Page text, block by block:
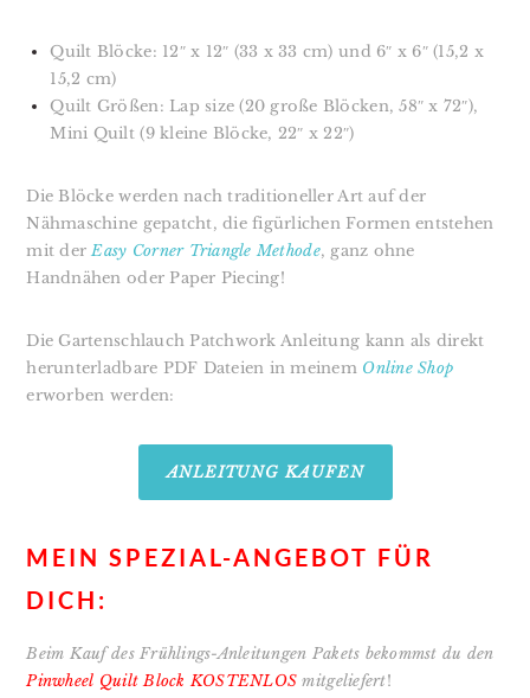
Quilt Blöcke: 12″ x 12″ (33 x 33 cm) und 6″ x 6″ (15,2 x
15,2 cm)
Quilt Größen: Lap size (20 große Blöcken, 58″ x 72″),
Mini Quilt (9 kleine Blöcke, 22″ x 22″)
Die Blöcke werden nach traditioneller Art auf der
Nähmaschine gepatcht, die figürlichen Formen entstehen
mit der Easy Corner Triangle Methode, ganz ohne
Handnähen oder Paper Piecing!
Die Gartenschlauch Patchwork Anleitung kann als direkt
herunterladbare PDF Dateien in meinem Online Shop
erworben werden:
ANLEITUNG KAUFEN
MEIN SPEZIAL-ANGEBOT FÜR
DICH:
Beim Kauf des Frühlings-Anleitungen Pakets bekommst du den
Pinwheel Quilt Block KOSTENLOS mitgeliefert!